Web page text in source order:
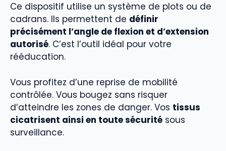
Ce dispositif utilise un système de plots ou de
cadrans. Ils permettent de définir
précisément l’angle de flexion et d’extension
autorisé. C’est l’outil idéal pour votre
rééducation.
Vous profitez d’une reprise de mobilité
contrôlée. Vous bougez sans risquer
d’atteindre les zones de danger. Vos tissus
cicatrisent ainsi en toute sécurité sous
surveillance.